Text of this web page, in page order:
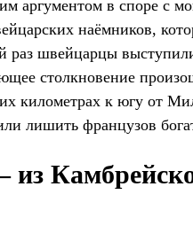
аргументом в споре с
наёмников,
раз швейцарцы
столкновение
километрах к югу от
лишить французов